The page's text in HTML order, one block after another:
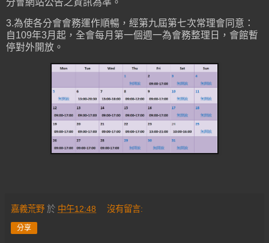
3.為使各分會會務運作順暢，經第九屆第七次常理會同意：
自109年3月起，全會每月第一個週一為會務整理日，會館暫
停對外開放。
嘉義荒野 於 中午12:48 沒有留言:
分享